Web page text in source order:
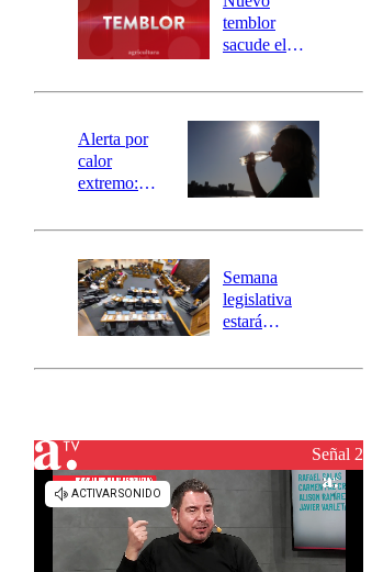
activa
mensajería
SAE
temblor
sacude el
revisa la
epicentro
Alerta por
calor
extremo:
activa Alerta
Preventiva en
tres comunas
Semana
legislativa
estará
el fin de la
reconstrucciónSeñal 2